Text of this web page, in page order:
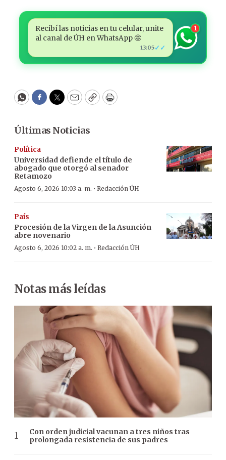
Recibí las noticias en tu celular, unite
al canal de ÚH en WhatsApp 🤩
13:05✓✓
1
WhatsApp
Facebook
Twitter
EmailCopyPrint
Últimas Noticias
Política
Universidad defiende el título de
abogado que otorgó al senador
Retamozo
Agosto 6, 2026 10:03 a. m. · Redacción ÚH
País
Procesión de la Virgen de la Asunción
abre novenario
Agosto 6, 2026 10:02 a. m. · Redacción ÚH
Notas más leídas
Con orden judicial vacunan a tres niños tras
prolongada resistencia de sus padres